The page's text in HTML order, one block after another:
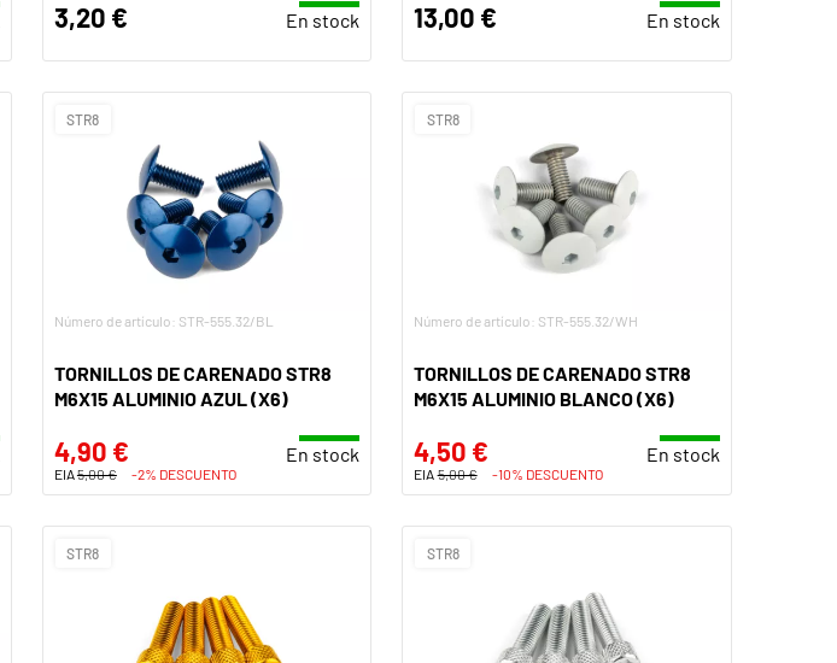
3,20 € En stock 13,00 € En stock
STR8
Número de artículo: STR-555.32/BL
TORNILLOS DE CARENADO STR8
M6X15 ALUMINIO AZUL (X6)
4,90 € En stock
EIA 5,00 € -2% DESCUENTO
STR8
Número de artículo: STR-555.32/WH
TORNILLOS DE CARENADO STR8
M6X15 ALUMINIO BLANCO (X6)
4,50 € En stock
EIA 5,00 € -10% DESCUENTO
STR8 STR8